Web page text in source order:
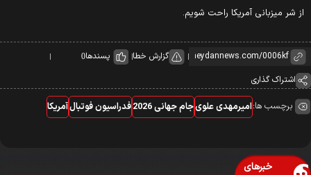
شر میزبانی آمریکا راحت شویم.
گزارش خطا پسندها0
اشتراک گذاری
برچسب ها:امیرمهدی علویجام جهانی 2026 فدراسیون فوتبالآمریکا
خبرهای